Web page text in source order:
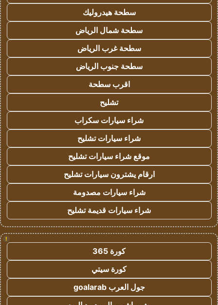
سطحة هيدروليك
سطحة شمال الرياض
سطحة غرب الرياض
سطحة جنوب الرياض
اقرب سطحة
تشليح
شراء سيارات سكراب
شراء سيارات تشليح
موقع شراء سيارات تشليح
ارقام يشترون سيارات تشليح
شراء سيارات مصدومة
شراء سيارات قديمة تشليح
!
كورة 365
كورة سيتي
جول العرب goalarab